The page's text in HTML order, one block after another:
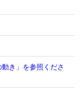
き」を参照くださ